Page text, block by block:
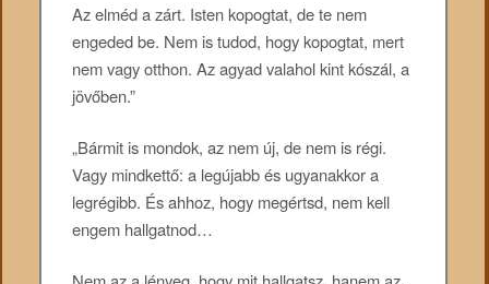
Az elméd a zárt. Isten kopogtat, de te nem
engeded be. Nem is tudod, hogy kopogtat, mert
nem vagy otthon. Az agyad valahol kint kószál, a
jövőben.”
„Bármit is mondok, az nem új, de nem is régi.
Vagy mindkettő: a legújabb és ugyanakkor a
legrégibb. És ahhoz, hogy megértsd, nem kell
engem hallgatnod…